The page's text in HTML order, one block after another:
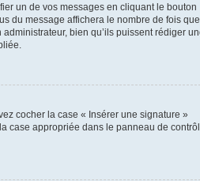
un de vos messages en cliquant le bouton
du message affichera le nombre de fois que
bien qu’ils puissent rédiger
cocher la case « Insérer une signature »
case appropriée dans le panneau de